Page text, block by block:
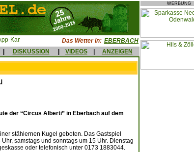
Das Wetter in: EBERBACH
DISKUSSION VIDEOS ANZEIGEN
der “Circus Alberti” in Eberbach auf dem
stählernen Kugel geboten. Das Gastspiel
samstags und sonntags um 15 Uhr. Dienstag
oder telefonisch unter 0173 1883044.
WERBUNG